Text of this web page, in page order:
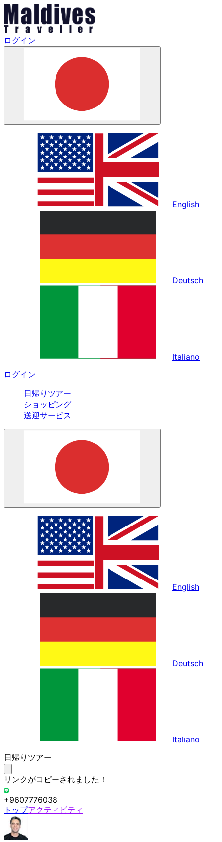
ログイン
English
Deutsch
Italiano
ログイン
日帰りツアー
ショッピング
送迎サービス
English
Deutsch
Italiano
日帰りツアー
リンクがコピーされました！
+9607776038
トップアクティビティ